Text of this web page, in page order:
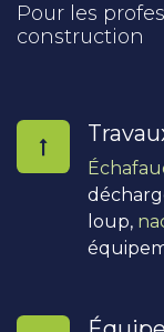
Pour les
construction
loup,